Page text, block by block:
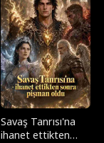
Savaş Tanrısı'na
ihanet ettikten